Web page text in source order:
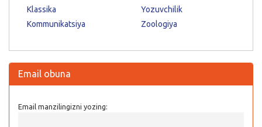
Klassika
Kommunikatsiya
Yozuvchilik
Zoologiya
Email obuna
Email manzilingizni yozing: